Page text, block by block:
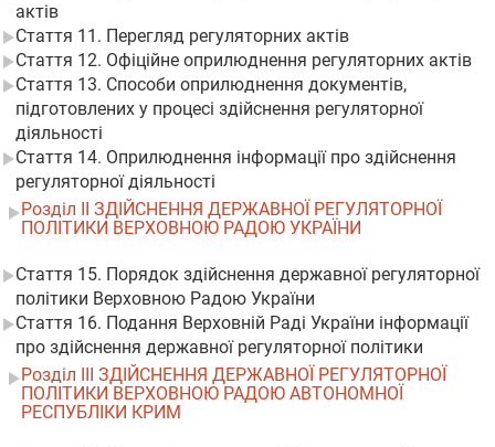
актів
Стаття 11. Перегляд регуляторних актів
Стаття 12. Офіційне оприлюднення регуляторних актів
Стаття 13. Способи оприлюднення документів,
підготовлених у процесі здійснення регуляторної
діяльності
Стаття 14. Оприлюднення інформації про здійснення
регуляторної діяльності
Розділ II ЗДІЙСНЕННЯ ДЕРЖАВНОЇ РЕГУЛЯТОРНОЇ
ПОЛІТИКИ ВЕРХОВНОЮ РАДОЮ УКРАЇНИ
Стаття 15. Порядок здійснення державної регуляторної
політики Верховною Радою України
Стаття 16. Подання Верховній Раді України інформації
про здійснення державної регуляторної політики
Розділ III ЗДІЙСНЕННЯ ДЕРЖАВНОЇ РЕГУЛЯТОРНОЇ
ПОЛІТИКИ ВЕРХОВНОЮ РАДОЮ АВТОНОМНОЇ
РЕСПУБЛІКИ КРИМ